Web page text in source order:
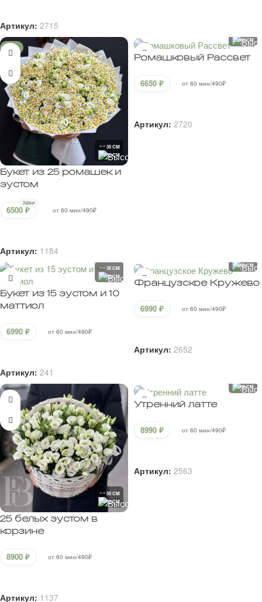
Артикул: 2715
-7%
35 CM
50 CM
Букет из 25 ромашек и
эустом
7000₽
6500 ₽ от 60 мин/490₽
Артикул: 1184
60 CM
Ромашковый Рассвет
6650 ₽ от 60 мин/490₽
Артикул: 2720
35 CM
50 CM
Букет из 15 эустом и 10
маттиол
6990 ₽ от 60 мин/490₽
Артикул: 241
50 CM
Французское Кружево
6990 ₽ от 60 мин/490₽
Артикул: 2652
50 CM
50 CM
25 белых эустом в
корзине
8900 ₽ от 60 мин/490₽
Артикул: 1137
60 CM
Утренний латте
8990 ₽ от 60 мин/490₽
Артикул: 2563